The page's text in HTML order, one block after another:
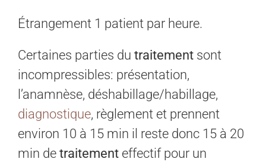
Étrangement 1 patient par heure.
Certaines parties du traitement sont
incompressibles: présentation,
l’anamnèse, déshabillage/habillage,
diagnostique, règlement et prennent
environ 10 à 15 min il reste donc 15 à 20
min de traitement effectif pour un